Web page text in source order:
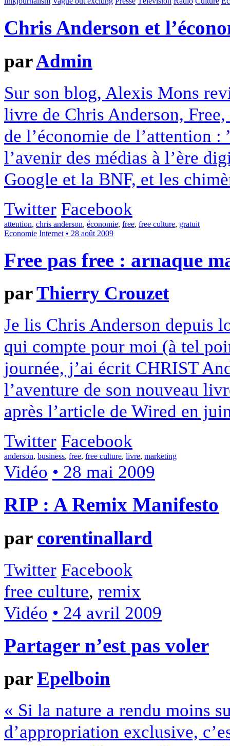
Chris Anderson et
parAdmin
Sur son blog, Alexis Mons
livre de Chris Anderson,
de l’économie de l’attention
l’avenir des médias à l’ère
Google et la BNF, et les
Twitter Facebook
attention, chris anderson, économie, free, free culture, gratuit
Economie Internet • 28 août 2009
Free pas free : arnaque
parThierry Crouzet
Je lis Chris Anderson depuis
qui compte pour moi (à tel
journée, j’ai écrit CHRIST
l’aventure de son nouveau
après l’article de Wired en
Twitter Facebook
anderson, business, free, free culture, livre, marketing
Vidéo • 28 mai 2009
RIP : A Remix Manifesto
par corentinallard
Twitter Facebook
free culture, remix
Vidéo • 24 avril 2009
Partager n’est pas voler
parEpelboin
« Si la nature a rendu moins
d’appropriation exclusive,